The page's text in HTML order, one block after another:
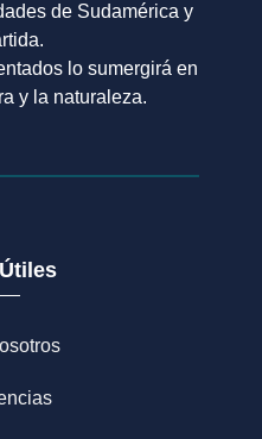
de Sudamérica y
lo sumergirá en
y la naturaleza.